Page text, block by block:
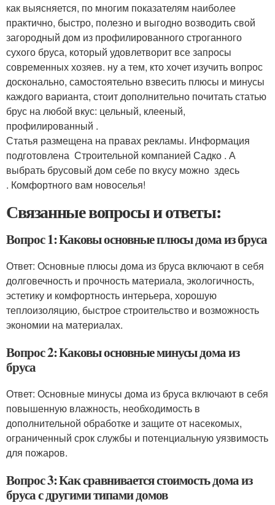
как выясняется, по многим показателям наиболее
практично, быстро, полезно и выгодно возводить свой
загородный дом из профилированного строганного
сухого бруса, который удовлетворит все запросы
современных хозяев. ну а тем, кто хочет изучить вопрос
досконально, самостоятельно взвесить плюсы и минусы
каждого варианта, стоит дополнительно почитать статью
брус на любой вкус: цельный, клееный,
профилированный .
Статья размещена на правах рекламы. Информация
подготовлена Строительной компанией Садко . А
выбрать брусовый дом себе по вкусу можно здесь
. Комфортного вам новоселья!
Связанные вопросы и ответы:
Вопрос 1: Каковы основные плюсы дома из бруса
Ответ: Основные плюсы дома из бруса включают в себя
долговечность и прочность материала, экологичность,
эстетику и комфортность интерьера, хорошую
теплоизоляцию, быстрое строительство и возможность
экономии на материалах.
Вопрос 2: Каковы основные минусы дома из
бруса
Ответ: Основные минусы дома из бруса включают в себя
повышенную влажность, необходимость в
дополнительной обработке и защите от насекомых,
ограниченный срок службы и потенциальную уязвимость
для пожаров.
Вопрос 3: Как сравнивается стоимость дома из
бруса с другими типами домов